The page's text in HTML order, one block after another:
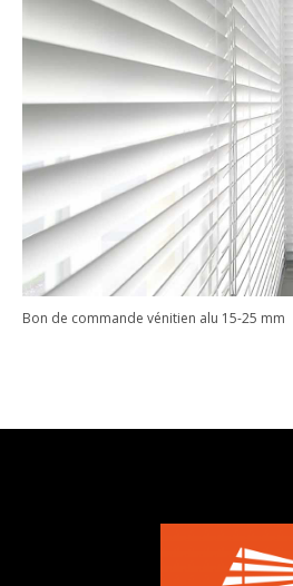
Bon de commande vénitien alu 15-25 mm